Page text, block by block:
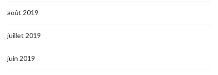
août 2019
juillet 2019
juin 2019